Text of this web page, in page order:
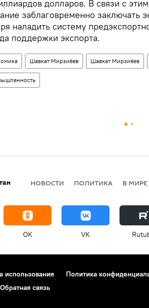
долларов. В связи с
заблаговременно заключать
наладить систему
поддержки экспорта.
Шавкат Мирзиёев Шавкат Мирзиёев
НОВОСТИ ПОЛИТИКА В МИРЕ
OK VK
использования Политика
Обратная связь